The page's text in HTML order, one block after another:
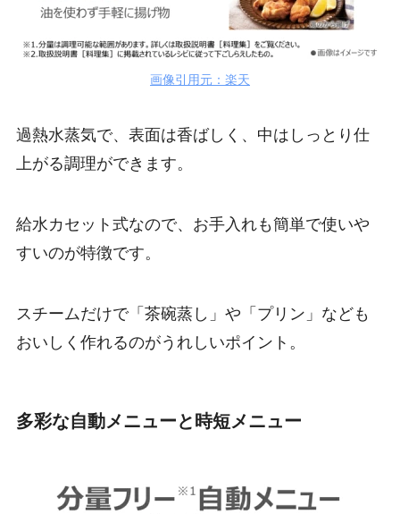
画像引用元：楽天
過熱水蒸気で、表面は香ばしく、中はしっとり仕
上がる調理ができます。
給水カセット式なので、お手入れも簡単で使いや
すいのが特徴です。
スチームだけで「茶碗蒸し」や「プリン」なども
おいしく作れるのがうれしいポイント。
多彩な自動メニューと時短メニュー